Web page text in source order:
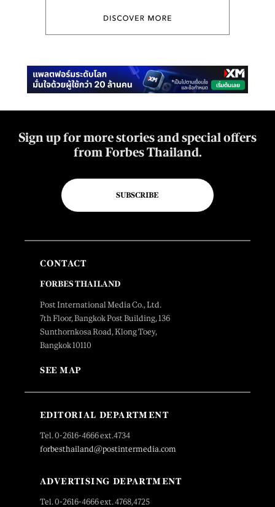
Sign up for more stories and special offers
from Forbes Thailand.
SUBSCRIBE
CONTACT
FORBES THAILAND
Post International Media Co., Ltd.
7th Floor, Bangkok Post Building, 136
Sunthornkosa Road, Klong Toey,
Bangkok 10110
SEE MAP
EDITORIAL DEPARTMENT
Tel. 0-2616-4666 ext.4734
forbesthailand@postintermedia.com
ADVERTISING DEPARTMENT
Tel. 0-2616-4666 ext. 4768,4725